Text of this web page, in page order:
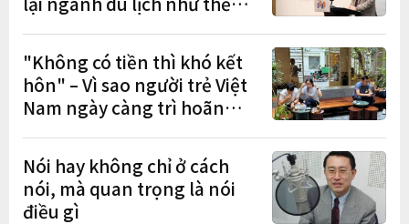
"Không có tiền thì khó kết
hôn" – Vì sao người trẻ Việt
Nam ngày càng trì hoãn
Nói hay không chỉ ở cách
nói, mà quan trọng là nói
điều gì